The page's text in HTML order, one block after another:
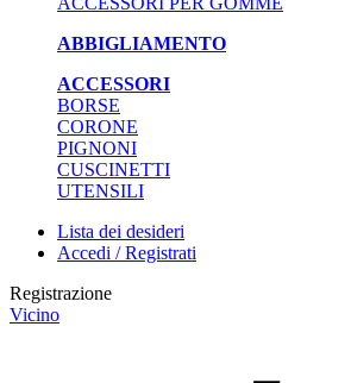
ABBIGLIAMENTO
ACCESSORI
BORSE
CORONE
PIGNONI
CUSCINETTI
UTENSILI
Lista dei desideri
Accedi / Registrati
Registrazione
Vicino